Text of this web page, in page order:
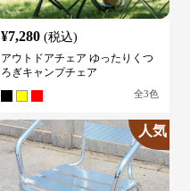
¥7,280 (税込)
アウトドアチェア ゆったりくつ
ろぎキャンプチェア
全3色
人気